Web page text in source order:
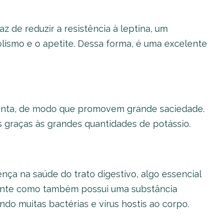
de reduzir a resistência à leptina, um
e o apetite. Dessa forma, é uma excelente
de modo que promovem grande saciedade.
às grandes quantidades de potássio.
na saúde do trato digestivo, algo essencial
como também possui uma substância
muitas bactérias e vírus hostis ao corpo.